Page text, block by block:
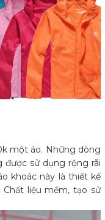
một áo. Những dòng
được sử dụng rộng rãi
khoác này là thiết kế
liệu mềm, tạo sử